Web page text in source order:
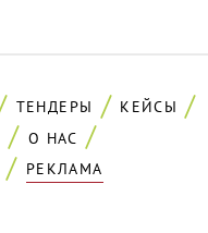
ТЕНДЕРЫ
КЕЙСЫ
О НАС
РЕКЛАМА